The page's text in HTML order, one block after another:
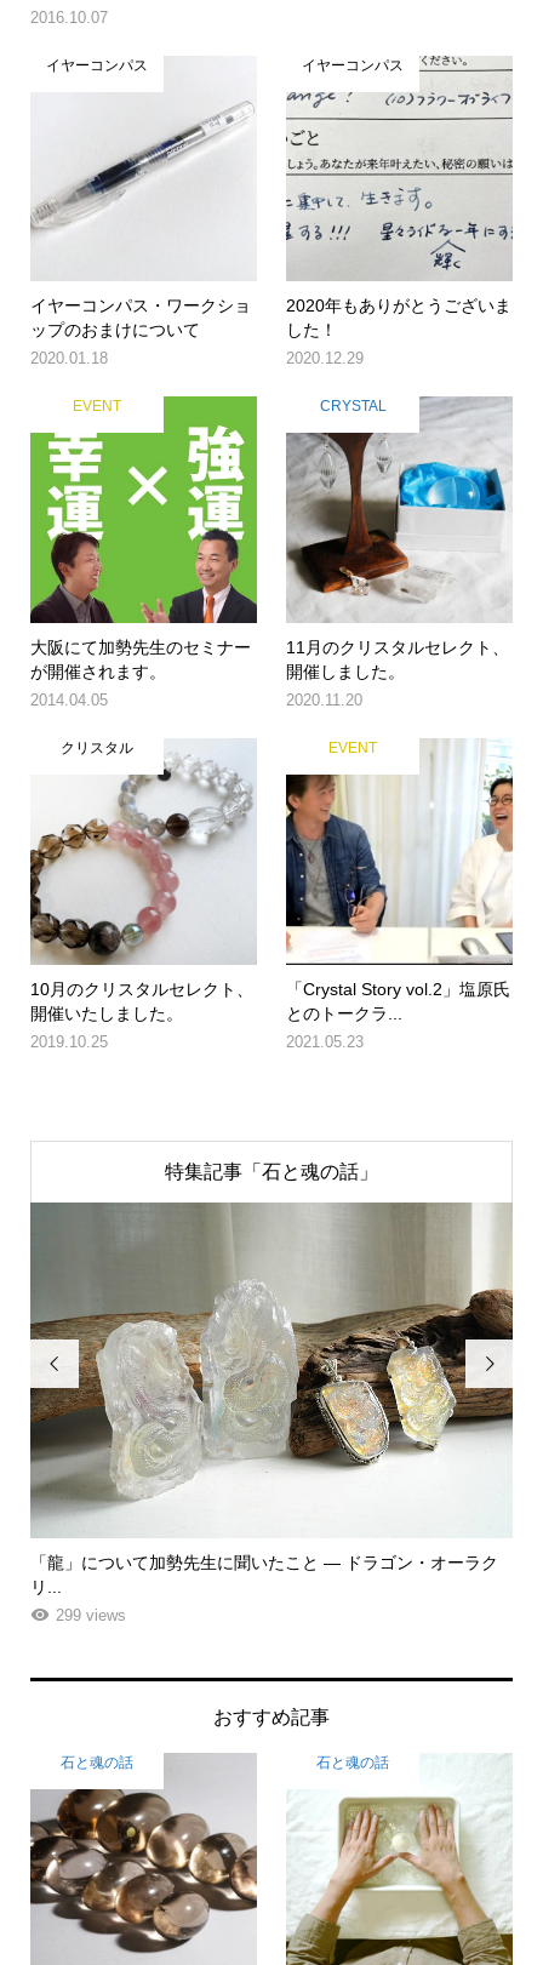
2016.10.07
イヤーコンパス
イヤーコンパス・ワークショ
ップのおまけについて
2020.01.18
イヤーコンパス
2020年もありがとうございま
した！
2020.12.29
EVENT
大阪にて加勢先生のセミナー
が開催されます。
2014.04.05
CRYSTAL
11月のクリスタルセレクト、
開催しました。
2020.11.20
クリスタル
10月のクリスタルセレクト、
開催いたしました。
2019.10.25
EVENT
「Crystal Story vol.2」塩原氏
とのトークラ...
2021.05.23
特集記事「石と魂の話」

「飾る」から「使う」へ。鉱物と植物が織りなす贅沢なフラワ
ーエ...
261 views

おすすめ記事
石と魂の話 石と魂の話